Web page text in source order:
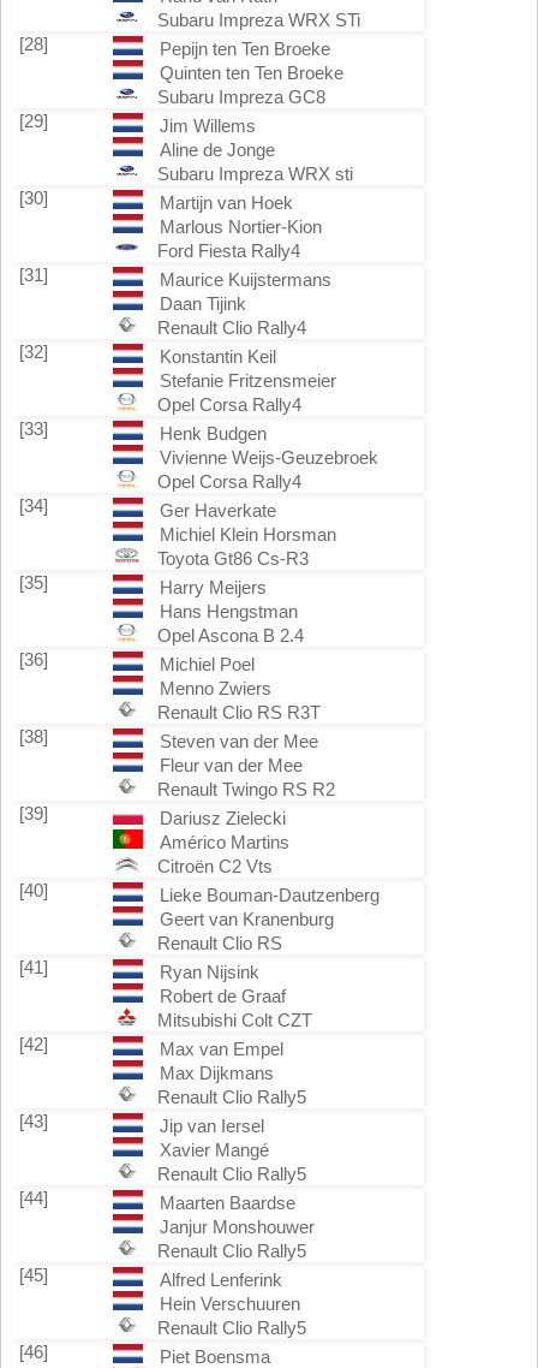
Subaru Impreza WRX STi
[28]
Pepijn ten Ten Broeke
Quinten ten Ten Broeke
Subaru Impreza GC8
[29]
Jim Willems
Aline de Jonge
Subaru Impreza WRX sti
[30]
Martijn van Hoek
Marlous Nortier-Kion
Ford Fiesta Rally4
[31]
Maurice Kuijstermans
Daan Tijink
Renault Clio Rally4
[32]
Konstantin Keil
Stefanie Fritzensmeier
Opel Corsa Rally4
[33]
Henk Budgen
Vivienne Weijs-Geuzebroek
Opel Corsa Rally4
[34]
Ger Haverkate
Michiel Klein Horsman
Toyota Gt86 Cs-R3
[35]
Harry Meijers
Hans Hengstman
Opel Ascona B 2.4
[36]
Michiel Poel
Menno Zwiers
Renault Clio RS R3T
[38]
Steven van der Mee
Fleur van der Mee
Renault Twingo RS R2
[39]
Dariusz Zielecki
Américo Martins
Citroën C2 Vts
[40]
Lieke Bouman-Dautzenberg
Geert van Kranenburg
Renault Clio RS
[41]
Ryan Nijsink
Robert de Graaf
Mitsubishi Colt CZT
[42]
Max van Empel
Max Dijkmans
Renault Clio Rally5
[43]
Jip van Iersel
Xavier Mangé
Renault Clio Rally5
[44]
Maarten Baardse
Janjur Monshouwer
Renault Clio Rally5
[45]
Alfred Lenferink
Hein Verschuuren
Renault Clio Rally5
[46]
Piet Boensma